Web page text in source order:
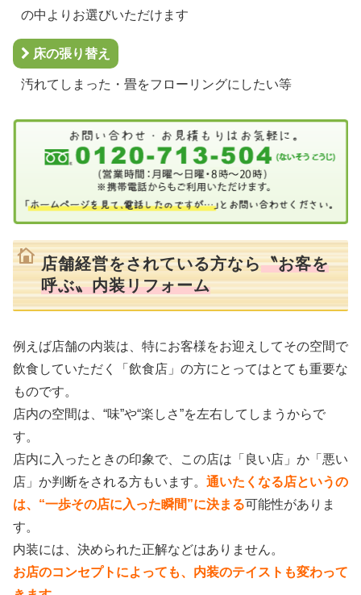
の中よりお選びいただけます
床の張り替え
汚れてしまった・畳をフローリングにしたい等
店舗経営をされている方なら〝お客を
呼ぶ〟内装リフォーム
例えば店舗の内装は、特にお客様をお迎えしてその空間で
飲食していただく「飲食店」の方にとってはとても重要な
ものです。
店内の空間は、“味”や“楽しさ”を左右してしまうからで
す。
店内に入ったときの印象で、この店は「良い店」か「悪い
店」か判断をされる方もいます。 通いたくなる店というの
は、“一歩その店に入った瞬間”に決まる可能性がありま
す。
内装には、決められた正解などはありません。
お店のコンセプトによっても、内装のテイストも変わって